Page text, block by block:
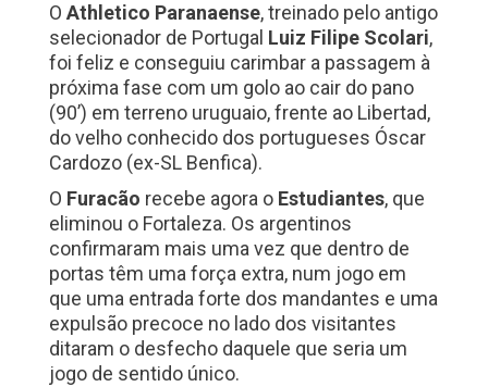
O Athletico Paranaense, treinado pelo antigo
selecionador de Portugal Luiz Filipe Scolari,
foi feliz e conseguiu carimbar a passagem à
próxima fase com um golo ao cair do pano
(90’) em terreno uruguaio, frente ao Libertad,
do velho conhecido dos portugueses Óscar
Cardozo (ex-SL Benfica).
O Furacão recebe agora o Estudiantes, que
eliminou o Fortaleza. Os argentinos
confirmaram mais uma vez que dentro de
portas têm uma força extra, num jogo em
que uma entrada forte dos mandantes e uma
expulsão precoce no lado dos visitantes
ditaram o desfecho daquele que seria um
jogo de sentido único.